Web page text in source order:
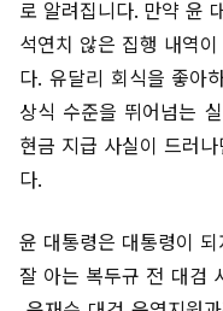
로 알려집니다. 만약 윤
석연치 않은 집행 내역
다. 유달리 회식을 좋아
상식 수준을 뛰어넘는
현금 지급 사실이 드러
다.
윤 대통령은 대통령이
잘 아는 복두규 전 대검